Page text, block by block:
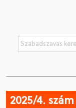
SZOCIOLÓGIAI
2025/4. szám